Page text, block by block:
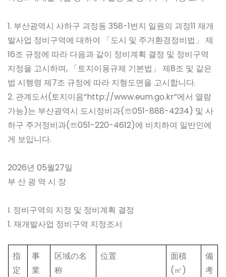
1. 부산광역시 사하구 괴정동 358-1번지 일원의 괴정11 재개
발사업 정비구역에 대하여 「도시 및 주거환경정비법」 제
16조 규정에 따라 다음과 같이 정비계획 결정 및 정비구역
지정을 고시하며, 「토지이용규제 기본법」 제8조 및 같은
법 시행령 제7조 규정에 따라 지형도면을 고시합니다.
2. 관계도서(토지이음“http://www.eum.go.kr”에서 열람
가능)는 부산광역시 도시정비과(☏051-888-4234) 및 사
하구 주거정비과(☏051-220-4612)에 비치하여 일반인에
게 보입니다.
2026년 05월27일
부 산 광 역 시 장
I. 정비구역의 지정 및 정비계획 결정
1. 재개발사업 정비구역 지정조서
指
定
事
業
区域の名
称
位置
面積
(㎡)
備
考